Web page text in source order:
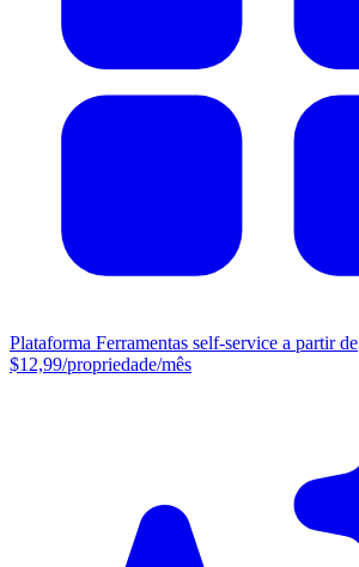
Plataforma Ferramentas self-service a partir de
$12,99/propriedade/mês